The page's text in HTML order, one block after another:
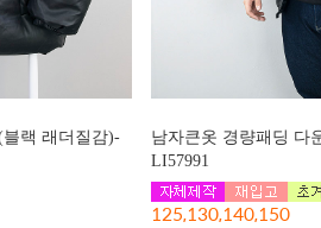
랙 래더질감)-
남자큰옷 경량패딩 다
LI57991
125,130,140,150